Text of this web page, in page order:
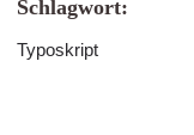
Schlagwort:
Typoskript